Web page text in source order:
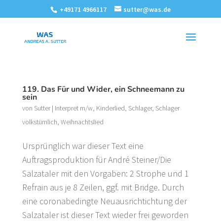
+49171 4966117 sutter@was.de
119. Das Für und Wider, ein Schneemann zu
sein
von Sutter| Interpret m/w, Kinderlied, Schlager, Schlager
volkstümlich, Weihnachtslied
Ursprünglich war dieser Text eine
Auftragsproduktion für André Steiner/Die
Salzataler mit den Vorgaben: 2 Strophe und 1
Refrain aus je 8 Zeilen, ggf. mit Bridge. Durch
eine coronabedingte Neuausrichtichtung der
Salzataler ist dieser Text wieder frei geworden